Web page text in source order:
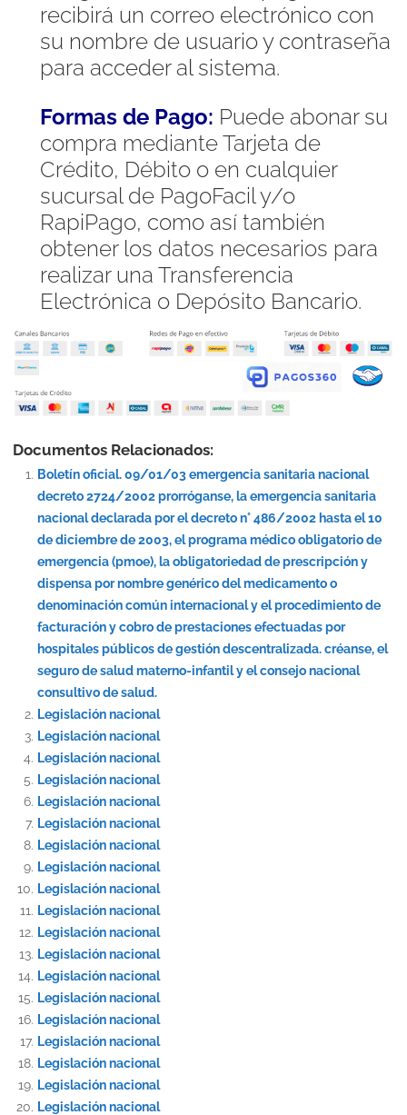
recibirá un correo electrónico con
su nombre de usuario y contraseña
para acceder al sistema.
Formas de Pago: Puede abonar su
compra mediante Tarjeta de
Crédito, Débito o en cualquier
sucursal de PagoFacil y/o
RapiPago, como así también
obtener los datos necesarios para
realizar una Transferencia
Electrónica o Depósito Bancario.
Documentos Relacionados:
Boletín oficial. 09/01/03 emergencia sanitaria nacional
decreto 2724/2002 prorróganse, la emergencia sanitaria
nacional declarada por el decreto n° 486/2002 hasta el 10
de diciembre de 2003, el programa médico obligatorio de
emergencia (pmoe), la obligatoriedad de prescripción y
dispensa por nombre genérico del medicamento o
denominación común internacional y el procedimiento de
facturación y cobro de prestaciones efectuadas por
hospitales públicos de gestión descentralizada. créanse, el
seguro de salud materno-infantil y el consejo nacional
consultivo de salud.
Legislación nacional
Legislación nacional
Legislación nacional
Legislación nacional
Legislación nacional
Legislación nacional
Legislación nacional
Legislación nacional
Legislación nacional
Legislación nacional
Legislación nacional
Legislación nacional
Legislación nacional
Legislación nacional
Legislación nacional
Legislación nacional
Legislación nacional
Legislación nacional
Legislación nacional